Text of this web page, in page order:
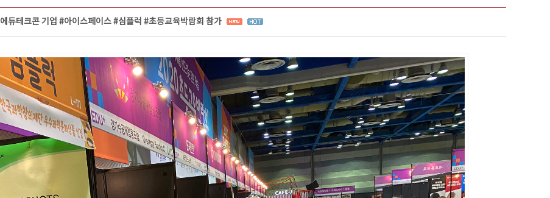
에듀테크콘 기업 #아이스페이스 #심플럭 #초등교육박람회 참가